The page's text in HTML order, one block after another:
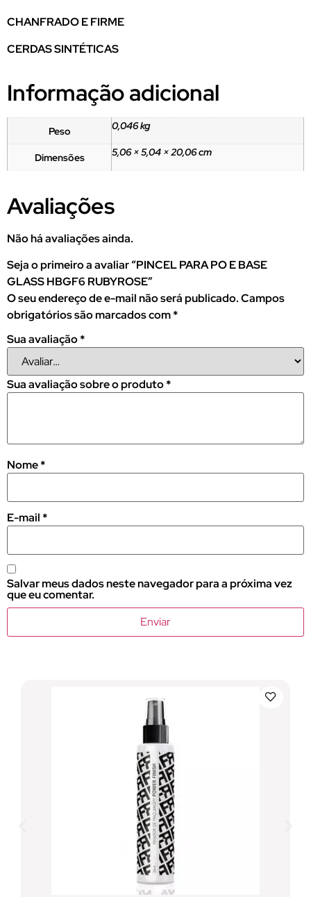
CHANFRADO E FIRME
CERDAS SINTÉTICAS
Informação adicional
Peso 0,046 kg
Dimensões 5,06 × 5,04 × 20,06 cm
Avaliações
Não há avaliações ainda.
Seja o primeiro a avaliar “PINCEL PARA PO E BASE
GLASS HBGF6 RUBYROSE”
O seu endereço de e-mail não será publicado.Campos
obrigatórios são marcados com*
Sua avaliação*
Sua avaliação sobre o produto*
Nome*
E-mail *
Salvar meus dados neste navegador para a próxima vez
que eu comentar.